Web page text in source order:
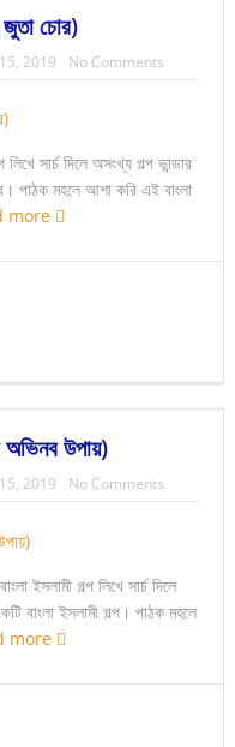
জুতা চোর)
2019 No Comments
সার্চ দিলে অসংখ্য গল্প ভান্ডার
পাঠক মহলে আশা করি এই বাংলা
more
অভিনব উপায়)
2019 No Comments
ইসলামী গল্প লিখে সার্চ দিলে
বাংলা ইসলামী গল্প। পাঠক মহলে
more